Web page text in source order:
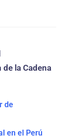
la Cadena
de
en el Perú